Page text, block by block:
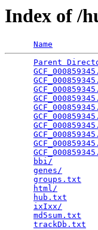
Index of /
Name
Parent
bbi/
genes/
groups.txt
html/
hub.txt
ixIxx/
md5sum.txt
trackDb.txt